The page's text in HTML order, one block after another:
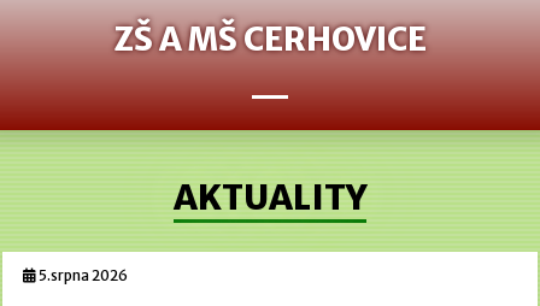
ZŠ A MŠ CERHOVICE
AKTUALITY
5.srpna 2026